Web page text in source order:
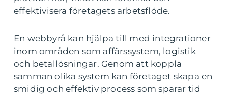
effektivisera företagets arbetsflöde.
En webbyrå kan hjälpa till med integrationer
inom områden som affärssystem, logistik
och betallösningar. Genom att koppla
samman olika system kan företaget skapa en
smidig och effektiv process som sparar tid